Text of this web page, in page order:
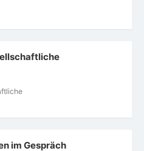
im Gespräch